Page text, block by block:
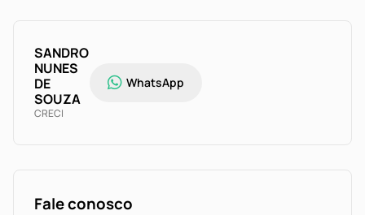
SANDRO
NUNES
DE
SOUZA
CRECI
WhatsApp
Fale conosco